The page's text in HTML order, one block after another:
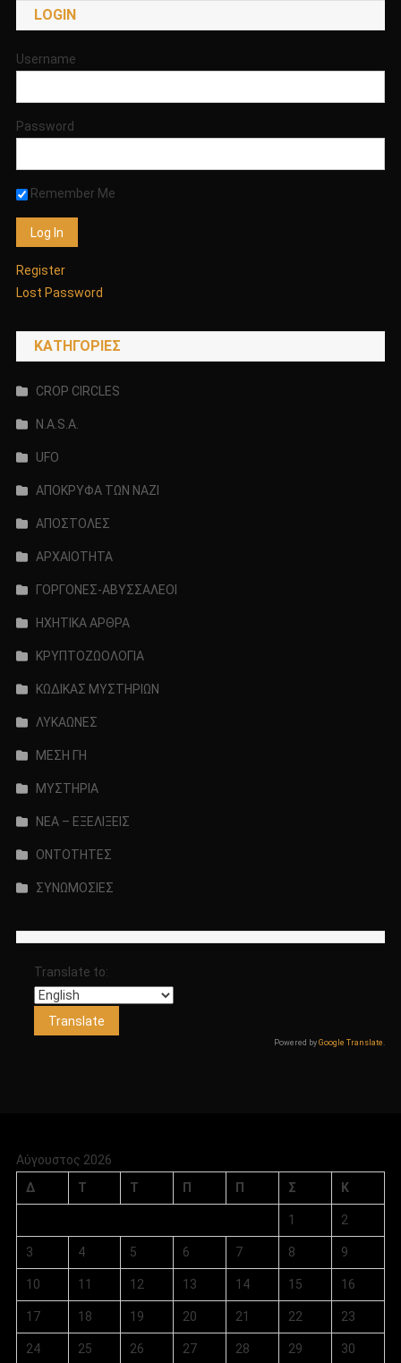
LOGIN
Username
Password
Remember Me
Register
Lost Password
KΑΤΗΓΟΡΊΕΣ
CROP CIRCLES
N.A.S.A.
UFO
ΑΠΟΚΡΥΦΑ ΤΩΝ ΝΑΖΙ
ΑΠΟΣΤΟΛΕΣ
ΑΡΧΑΙΟΤΗΤΑ
ΓΟΡΓΟΝΕΣ-ΑΒΥΣΣΑΛΕΟΙ
ΗΧΗΤΙΚΑ ΑΡΘΡΑ
ΚΡΥΠΤΟΖΩΟΛΟΓΙΑ
ΚΩΔΙΚΑΣ ΜΥΣΤΗΡΙΩΝ
ΛΥΚΑΩΝΕΣ
ΜΕΣΗ ΓΗ
ΜΥΣΤΗΡΙΑ
ΝΕΑ – ΕΞΕΛΙΞΕΙΣ
ΟΝΤΟΤΗΤΕΣ
ΣΥΝΩΜΟΣΙΕΣ
Translate to:
Powered byGoogle Translate .
Αύγουστος 2026
Δ
Τ Τ Π Π Σ Κ
1 2
3 4 5 6 7 8 9
10 11 12 13 14 15 16
17 18 19 20 21 22 23
24 25 26 27 28 29 30